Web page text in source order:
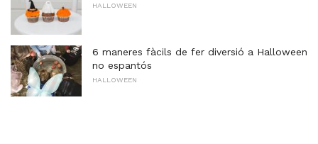
HALLOWEEN
6 maneres fàcils de fer diversió a Halloween
no espantós
HALLOWEEN